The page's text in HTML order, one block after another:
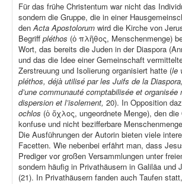
Für das frühe Christentum war nicht das
sondern die Gruppe, die in einer
denActa Apostolorum wird die Kirche von
Begriff pléthos (ὁ πλῆθος, Menschenmenge)
Wort, das bereits die Juden in der Diaspora
und das die Idee einer Gemeinschaft
Zerstreuung und Isolierung organisiert hatte (le
pléthos, déjà utilisé par les Juifs de la
d’une communauté comptabilisée et organisée
dispersion et l’isolement, 20). In Opposition
ochlos (ὁ ὄχλος, ungeordnete Menge), den
konfuse und nicht bezifferbare
Die Ausführungen der Autorin bieten viele
Facetten. Wie nebenbei erfährt man, dass
Prediger vor großen Versammlungen unter
sondern häufig in Privathäusern in Galiläa und
(21). In Privathäusern fanden auch Taufen